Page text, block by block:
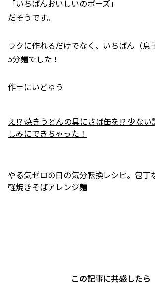
「いちばんおいしいのポーズ」
だそうです。
ラクに作れるだけでなく、いちばん（息
5分麺でした！
作＝にいどゆう
え!? 焼きうどんの具にさば缶を!? 少ない
しみにできちゃった！
やる気ゼロの日の気分転換レシピ。包丁
軽焼きそばアレンジ麺
この記事に共感したら